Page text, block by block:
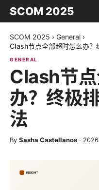
SCOM 2025
SCOM 2025 › General ›
Clash节点全部超时怎么办？
GENERAL
Clash节
办？终极
法
By Sasha Castellanos · 2026